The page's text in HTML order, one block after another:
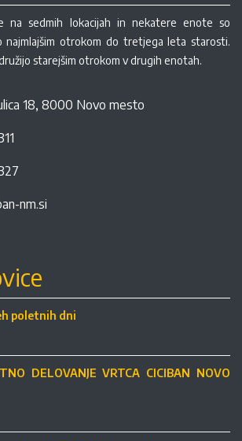
na sedmih lokacijah in nekatere enote so
najmlajšim otrokom do tretjega leta starosti.
starejšim otrokom v drugih enotah.
18, 8000 Novo mesto
nm.si
poletnih dni
DELOVANJE VRTCA CICIBAN NOVO